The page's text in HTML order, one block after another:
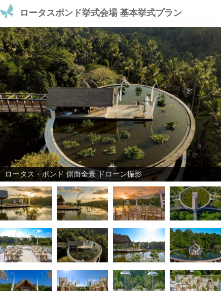
ロータスポンド挙式会場 基本挙式プラン
ロータス・ポンドから望む挙式会場